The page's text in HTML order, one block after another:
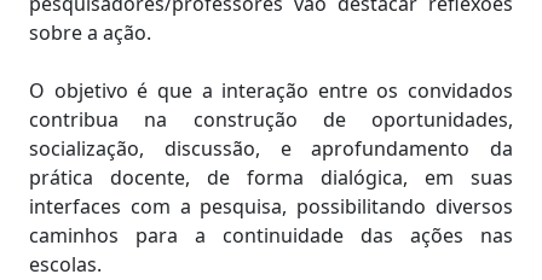
sobre a ação.
O objetivo é que a interação entre os convidados
contribua na construção de oportunidades,
socialização, discussão, e aprofundamento da
prática docente, de forma dialógica, em suas
interfaces com a pesquisa, possibilitando diversos
caminhos para a continuidade das ações nas
escolas.